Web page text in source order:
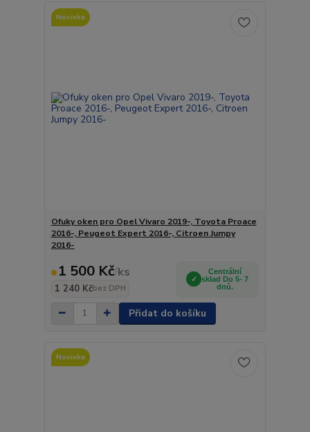
Novinka
Ofuky oken pro Opel Vivaro 2019-, Toyota Proace
2016-, Peugeot Expert 2016-, Citroen Jumpy
2016-
1 500 Kč/ks
1 240 Kčbez DPH
Centrální
sklad Do 5- 7
dnů.
Přidat do košíku
Novinka